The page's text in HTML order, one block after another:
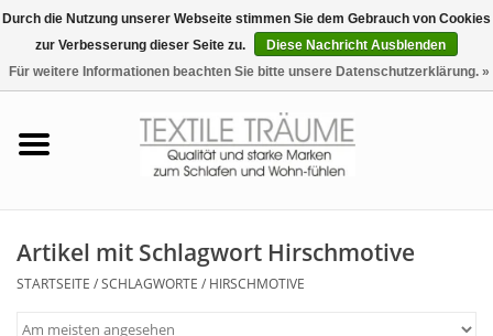
0 Artikel - €0,00
Tag & Nachtwäsche
Artikel mit Schlagwort Hirschmotive
STARTSEITE /SCHLAGWORTE / HIRSCHMOTIVE
Durch die Nutzung unserer Webseite stimmen Sie dem Gebrauch von Cookies
zur Verbesserung dieser Seite zu.
Diese Nachricht Ausblenden
Für weitere Informationen beachten Sie bitte unsere Datenschutzerklärung. »